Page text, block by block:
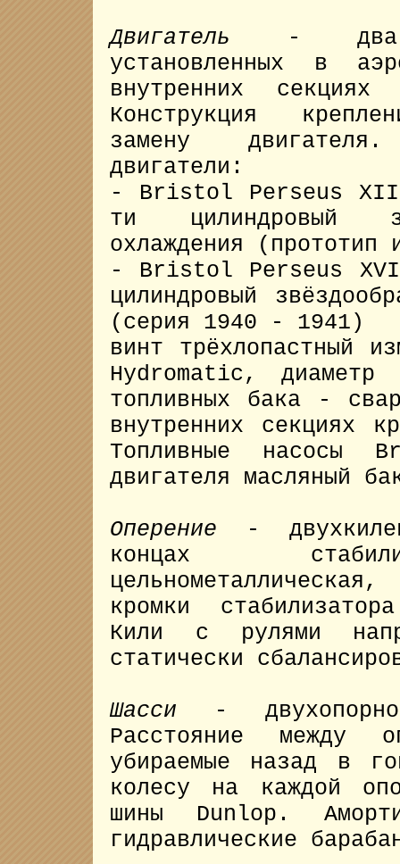
Двигатель - два
установленных в
внутренних
Конструкция
замену
двигатели:
- Bristol Perseus
ти цилиндровый
охлаждения (прототип
- Bristol Perseus
цилиндровый
(серия 1940 - 1941)
винт трёхлопастный
Hydromatic,
топливных бака -
внутренних секциях
Топливные насосы
двигателя масляный
Оперение -
концах
кромки
Кили с рулями
статически
Шасси -
Расстояние
убираемые назад в
колесу на каждой
шины Dunlop.
гидравлические